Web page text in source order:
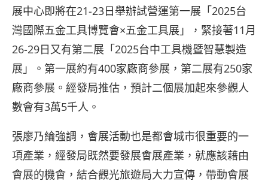
展中心即將在21-23日舉辦試營運第一展「2025台
灣國際五金工具博覽會×五金工具展」，緊接著11月
26-29日又有第二展「2025台中工具機暨智慧製造
展」。第一展約有400家廠商參展，第二展有250家
廠商參展。經發局推估，預計二個展加起來參觀人
數會有3萬5千人。
張廖乃綸強調，會展活動也是都會城市很重要的一
項產業，經發局既然要發展會展產業，就應該藉由
會展的機會，結合觀光旅遊局大力宣傳，帶動會展